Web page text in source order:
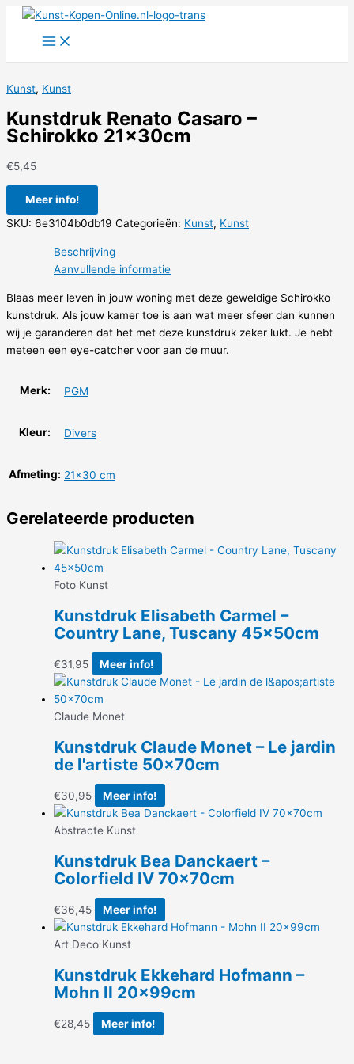
Kunst, Kunst
Kunstdruk Renato Casaro –
Schirokko 21x30cm
€5,45
Meer info!
SKU: 6e3104b0db19 Categorieën: Kunst, Kunst
Beschrijving
Aanvullende informatie
Blaas meer leven in jouw woning met deze geweldige Schirokko
kunstdruk. Als jouw kamer toe is aan wat meer sfeer dan kunnen
wij je garanderen dat het met deze kunstdruk zeker lukt. Je hebt
meteen een eye-catcher voor aan de muur.
Merk: PGM
Kleur: Divers
Afmeting: 21×30 cm
Gerelateerde producten
Foto Kunst
Kunstdruk Elisabeth Carmel –
Country Lane, Tuscany 45x50cm
€31,95 Meer info!
Claude Monet
Kunstdruk Claude Monet – Le jardin
de l'artiste 50x70cm
€30,95 Meer info!
Abstracte Kunst
Kunstdruk Bea Danckaert –
Colorfield IV 70x70cm
€36,45 Meer info!
Art Deco Kunst
Kunstdruk Ekkehard Hofmann –
Mohn II 20x99cm
€28,45 Meer info!